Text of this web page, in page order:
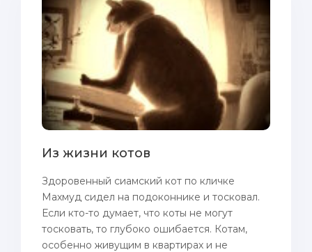
Из жизни котов
Здоровенный сиамский кот по кличке
Махмуд сидел на подоконнике и тосковал.
Если кто-то думает, что коты не могут
тосковать, то глубоко ошибается. Котам,
особенно живущим в квартирах и не